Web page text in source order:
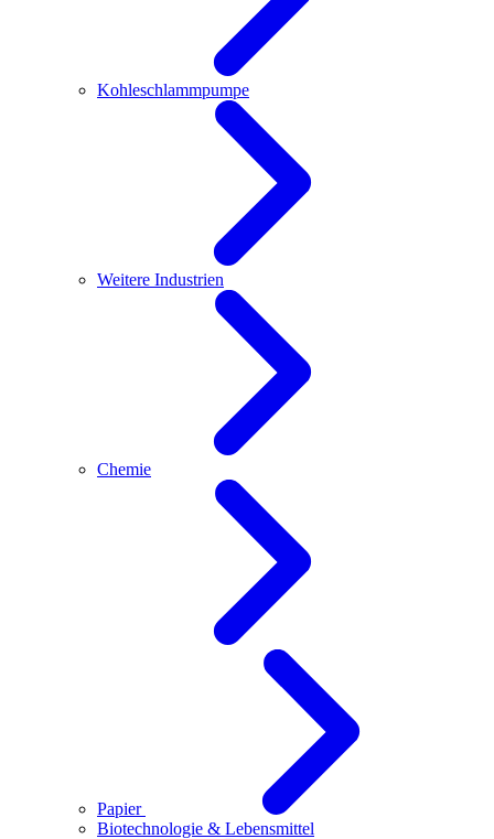
Kohleschlammpumpe
Weitere Industrien
Chemie
Papier
Biotechnologie & Lebensmittel